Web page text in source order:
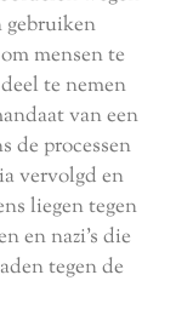
gebruiken
mensen te
te nemen
van een
de processen
vervolgd en
liegen tegen
en nazi's die
tegen de